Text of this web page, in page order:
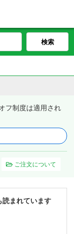
フ制度は適用され
ご注文について
読まれています